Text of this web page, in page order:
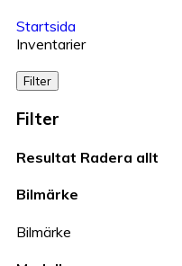
Startsida
Inventarier
Filter
Filter
Resultat Radera allt
Bilmärke
Bilmärke